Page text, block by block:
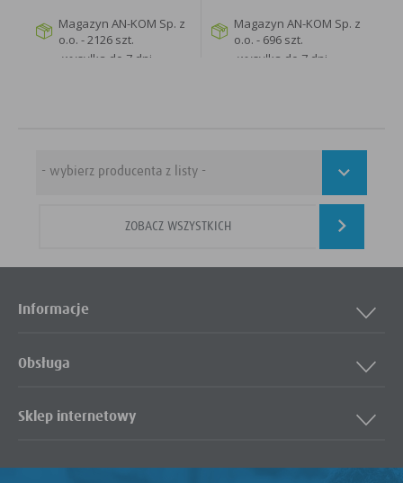
Magazyn AN-KOM Sp. z
o.o. - 2126 szt.
wysyłka do 7 dni
Magazyn AN-KOM Sp. z
o.o. - 696 szt.
wysyłka do 7 dni
ZOBACZ WSZYSTKICH
Informacje
Obsługa
Sklep internetowy